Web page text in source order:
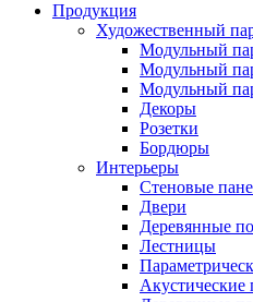
Продукция
Художественный
Модульный
Модульный
Модульный
Декоры
Розетки
Бордюры
Интерьеры
Стеновые
Двери
Деревянные
Лестницы
Акустические